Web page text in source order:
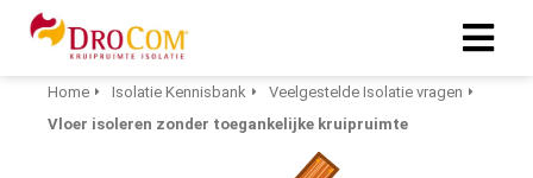
Home Isolatie Kennisbank
Veelgestelde Isolatie vragen
Vloer isoleren zonder toegankelijke kruipruimte